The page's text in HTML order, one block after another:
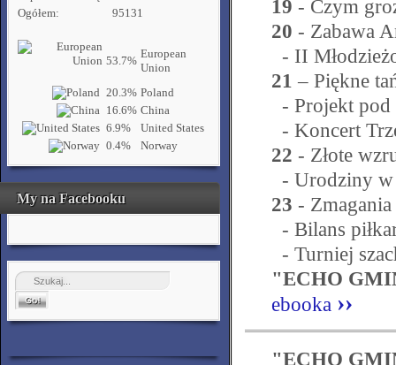
Ogółem:
95131
53.7%
European
Union
20.3% Poland
16.6% China
6.9%
United States
0.4%
Norway
My na Facebooku
19 - Czym
20 - Zabawa
- II
21 – Piękne
- Projekt
- Koncert
22 - Złote
- Urodziny w
23 -
- Bilans
- Turniej
"ECHO
ebooka ››
"ECHO